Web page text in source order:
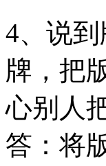
4、说
牌，把
心别人
答：将